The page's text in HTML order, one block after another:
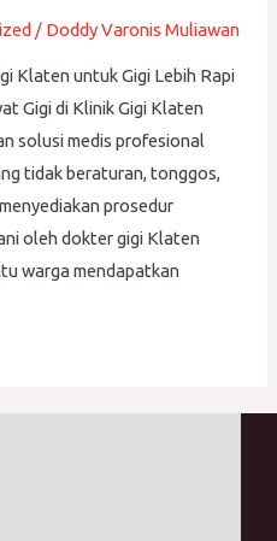
/ Doddy Varonis Muliawan
Klaten untuk Gigi Lebih Rapi
Gigi di Klinik Gigi Klaten
solusi medis profesional
tidak beraturan, tonggos,
prosedur
oleh dokter gigi Klaten
warga mendapatkan